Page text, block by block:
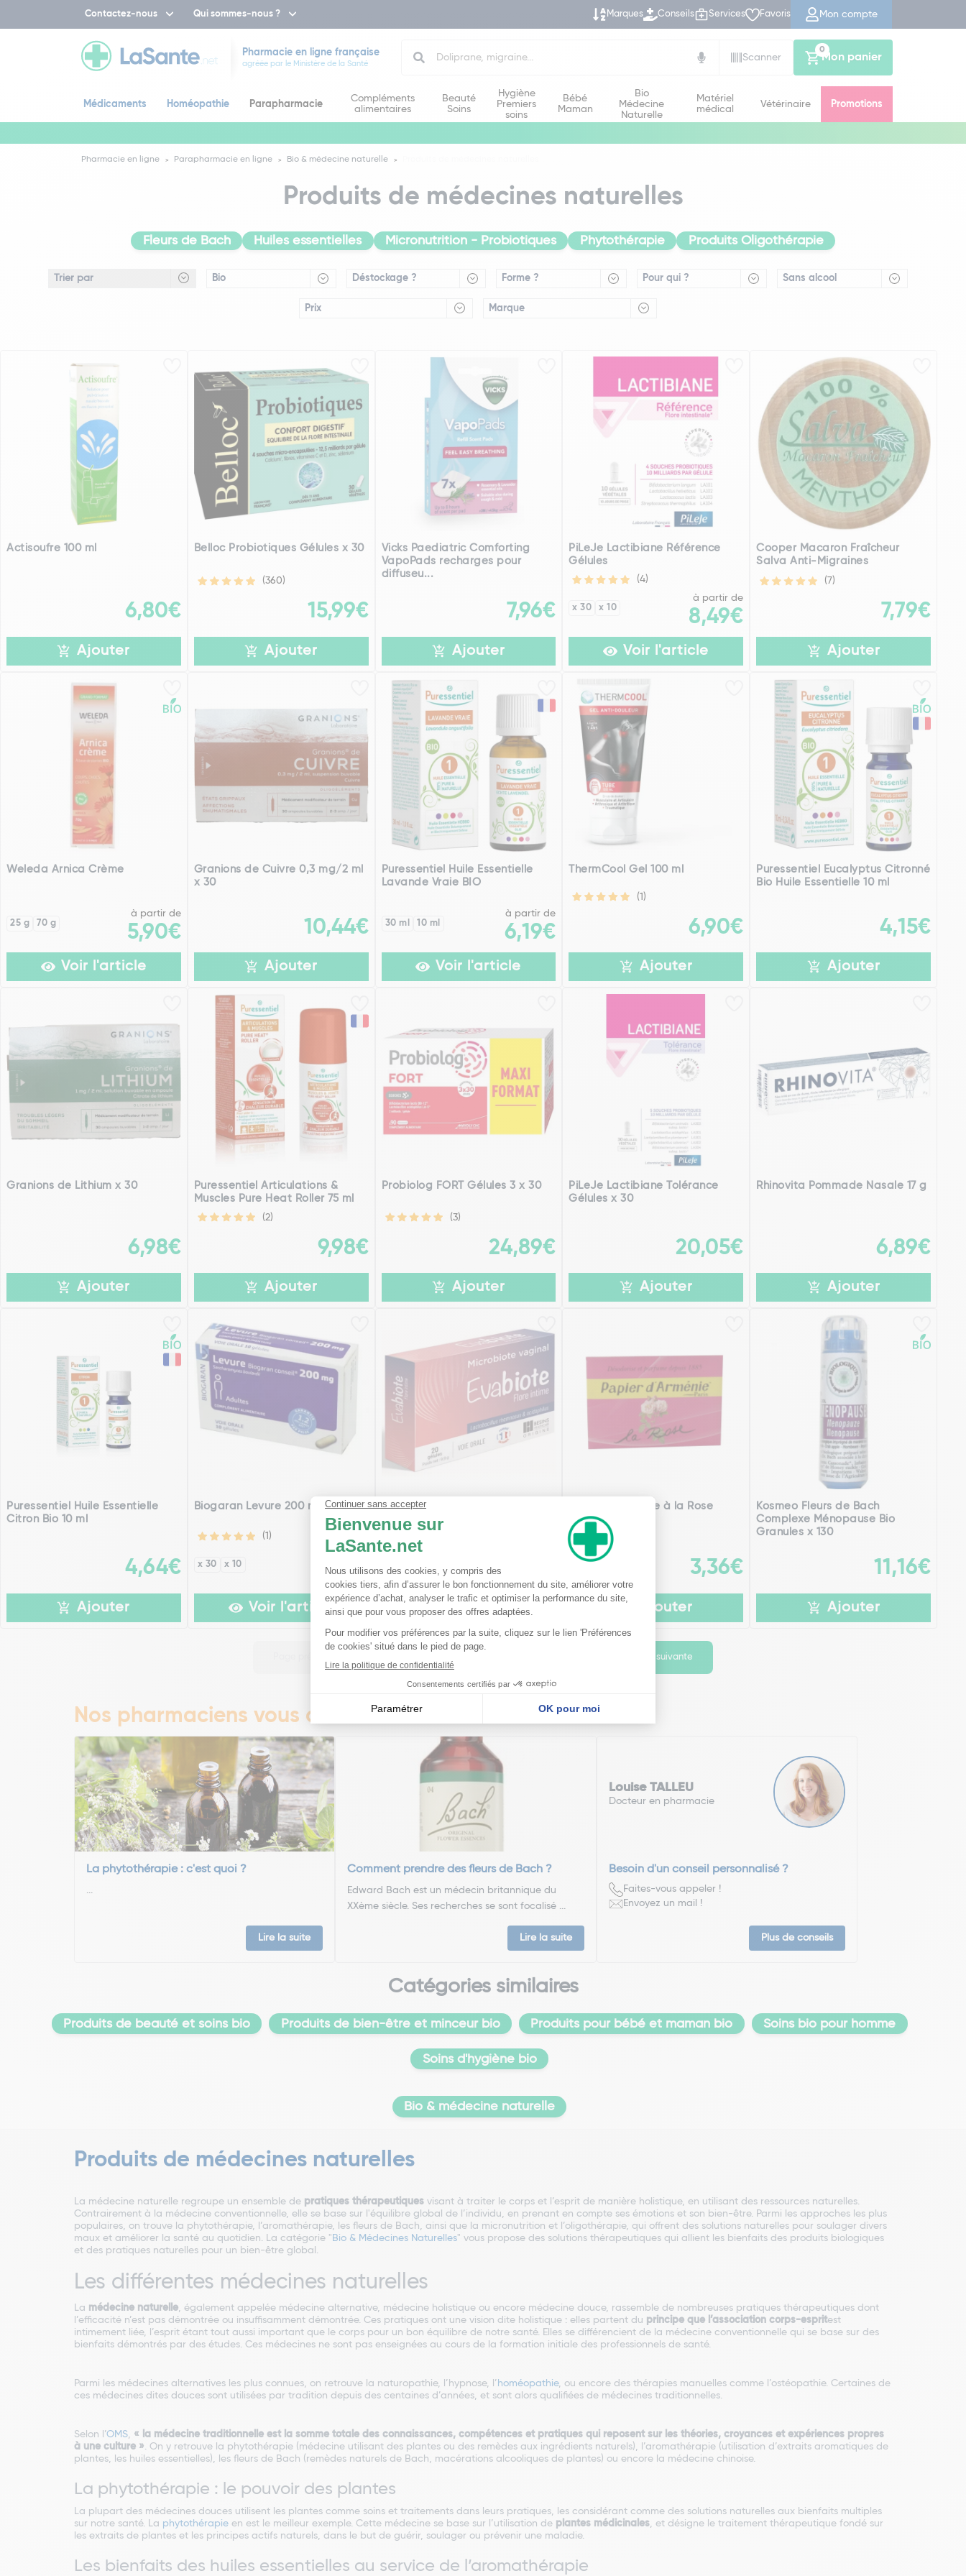
Contactez-nous Qui sommes-nous ? Marques Conseils Services Favoris Mon compte
Pharmacie en ligne française
agréée par le Ministère de la Santé
Scanner
Mon panier
0
Médicaments Homéopathie Parapharmacie
Compléments
alimentaires
Beauté
Soins
Hygiène
Premiers
soins
Bébé
Maman
Bio
Médecine
Naturelle
Matériel
médical
Vétérinaire Promotions
Pharmacie en ligne Parapharmacie en ligne Bio & médecine naturelle
Produits de médecines naturelles
Fleurs de Bach Huiles essentielles Micronutrition - Probiotiques Phytothérapie Produits Oligothérapie
Bio Déstockage ? Forme ? Pour qui ? Sans alcool
Prix Marque
Actisoufre 100 ml
6,80€
Ajouter
Belloc Probiotiques Gélules x 30
(360)
15,99€
Ajouter
Vicks Paediatric Comforting
VapoPads recharges pour
diffuseu...
7,96€
Ajouter
PiLeJe Lactibiane Référence
Gélules
(4)
x 30 x 10
à partir de
8,49€
Voir l'article
Cooper Macaron Fraîcheur
Salva Anti-Migraines
(7)
7,79€
Ajouter
Weleda Arnica Crème
25 g 70 g
à partir de
5,90€
Voir l'article
Granions de Cuivre 0,3 mg/2 ml
x 30
10,44€
Ajouter
Puressentiel Huile Essentielle
Lavande Vraie BIO
30 ml 10 ml
à partir de
6,19€
Voir l'article
ThermCool Gel 100 ml
(1)
6,90€
Ajouter
Puressentiel Eucalyptus Citronné
Bio Huile Essentielle 10 ml
4,15€
Ajouter
Granions de Lithium x 30
6,98€
Ajouter
Puressentiel Articulations &
Muscles Pure Heat Roller 75 ml
(2)
9,98€
Ajouter
Probiolog FORT Gélules 3 x 30
(3)
24,89€
Ajouter
PiLeJe Lactibiane Tolérance
Gélules x 30
20,05€
Ajouter
Rhinovita Pommade Nasale 17 g
6,89€
Ajouter
Puressentiel Huile Essentielle
Citron Bio 10 ml
4,64€
Ajouter
Biogaran Levure 200 mg Gélules
(1)
x 30 x 10
à partir de
3,99€
Voir l'article
EvaBiote MicroBiote Vaginal
Flore Intime Gélules x 20
12,59€
Ajouter
Papier d'Arménie à la Rose
3,36€
Ajouter
Kosmeo Fleurs de Bach
Complexe Ménopause Bio
Granules x 130
11,16€
Ajouter
Page suivante
Nos pharmaciens vous conseillent
La phytothérapie : c'est quoi ?
...
Lire la suite
Comment prendre des fleurs de Bach ?
Edward Bach est un médecin britannique du
XXème siècle. Ses recherches se sont focalisé ...
Lire la suite
Louise TALLEU
Docteur en pharmacie
Besoin d'un conseil personnalisé ?
Faites-vous appeler !
Envoyez un mail !
Plus de conseils
Catégories similaires
Produits de beauté et soins bio Produits de bien-être et minceur bio Produits pour bébé et maman bio Soins bio pour homme
Soins d'hygiène bio
Bio & médecine naturelle
Produits de médecines naturelles
La médecine naturelle regroupe un ensemble de pratiques thérapeutiques visant à traiter le corps et l’esprit de manière holistique, en utilisant des ressources naturelles.
Contrairement à la médecine conventionnelle, elle se base sur l'équilibre global de l’individu, en prenant en compte ses émotions et son bien-être. Parmi les approches les plus
populaires, on trouve la phytothérapie, l’aromathérapie, les fleurs de Bach, ainsi que la micronutrition et l’oligothérapie, qui offrent des solutions naturelles pour soulager divers
maux et améliorer la santé au quotidien. La catégorie " Bio & Médecines Naturelles" vous propose des solutions thérapeutiques qui allient les bienfaits des produits biologiques
et des pratiques naturelles pour un bien-être global.
Les différentes médecines naturelles
La médecine naturelle , également appelée médecine alternative, médecine holistique ou encore médecine douce, rassemble de nombreuses pratiques thérapeutiques dont
l’efficacité n’est pas démontrée ou insuffisamment démontrée. Ces pratiques ont une vision dite holistique : elles partent du principe que l’association corps-espritest
intimement liée, l’esprit étant tout aussi important que le corps pour un bon équilibre de notre santé. Elles se différencient de la médecine conventionnelle qui se base sur des
bienfaits démontrés par des études. Ces médecines ne sont pas enseignées au cours de la formation initiale des professionnels de santé.
Parmi les médecines alternatives les plus connues, on retrouve la naturopathie, l’hypnose, l’ homéopathie, ou encore des thérapies manuelles comme l’ostéopathie. Certaines de
ces médecines dites douces sont utilisées par tradition depuis des centaines d’années, et sont alors qualifiées de médecines traditionnelles.
Selon l’OMS
« la médecine traditionnelle est la somme totale des connaissances, compétences et pratiques qui reposent sur les théories, croyances et expériences propres
à une culture » . On y retrouve la phytothérapie (médecine utilisant des plantes ou des remèdes aux ingrédients naturels), l’aromathérapie (utilisation d’extraits aromatiques de
plantes, les huiles essentielles), les fleurs de Bach (remèdes naturels de Bach, macérations alcooliques de plantes) ou encore la médecine chinoise.
La phytothérapie : le pouvoir des plantes
La plupart des médecines douces utilisent les plantes comme soins et traitements dans leurs pratiques, les considérant comme des solutions naturelles aux bienfaits multiples
sur notre santé. La phytothérapie en est le meilleur exemple. Cette médecine se base sur l’utilisation de plantes médicinales , et désigne le traitement thérapeutique fondé sur
les extraits de plantes et les principes actifs naturels, dans le but de guérir, soulager ou prévenir une maladie.
Les bienfaits des huiles essentielles au service de l’aromathérapie